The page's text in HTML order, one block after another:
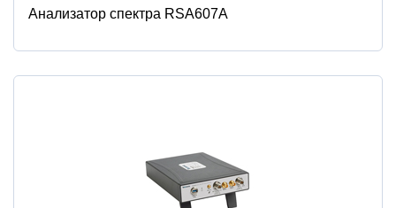
Анализатор спектра RSA607A